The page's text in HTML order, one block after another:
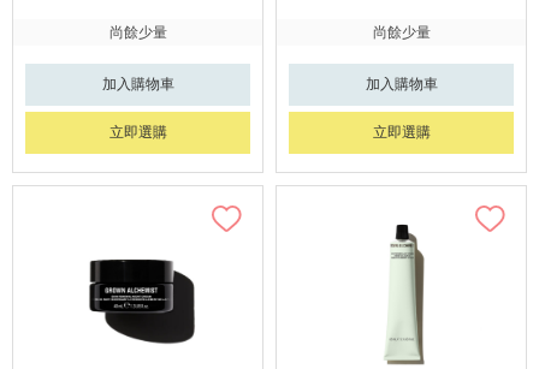
尚餘少量
加入購物車
立即選購
尚餘少量
加入購物車
立即選購